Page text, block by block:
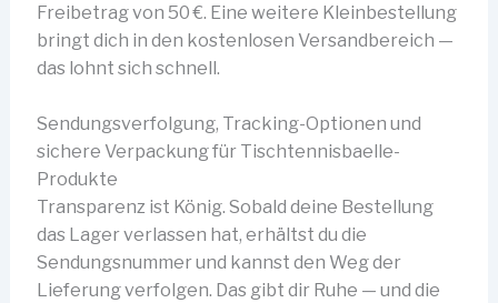
Freibetrag von 50 €. Eine weitere Kleinbestellung
bringt dich in den kostenlosen Versandbereich —
das lohnt sich schnell.
Sendungsverfolgung, Tracking-Optionen und
sichere Verpackung für Tischtennisbaelle-
Produkte
Transparenz ist König. Sobald deine Bestellung
das Lager verlassen hat, erhältst du die
Sendungsnummer und kannst den Weg der
Lieferung verfolgen. Das gibt dir Ruhe — und die